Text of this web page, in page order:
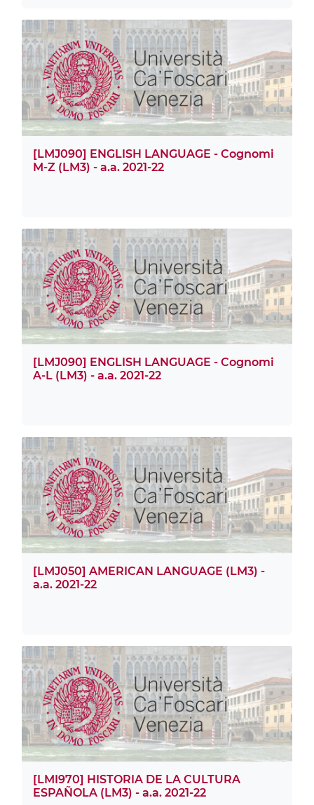
[LMJ090] ENGLISH LANGUAGE - Cognomi
M-Z (LM3) - a.a. 2021-22
[LMJ090] ENGLISH LANGUAGE - Cognomi
A-L (LM3) - a.a. 2021-22
[LMJ050] AMERICAN LANGUAGE (LM3) -
a.a. 2021-22
[LMI970] HISTORIA DE LA CULTURA
ESPAÑOLA (LM3) - a.a. 2021-22